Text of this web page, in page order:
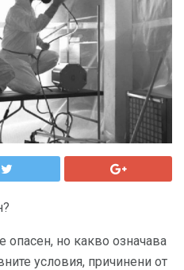
опасен, но какво означава
условия, причинени от